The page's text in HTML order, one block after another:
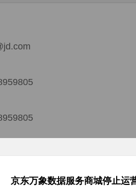
京东万象数据服务商城停止运
或 141866593